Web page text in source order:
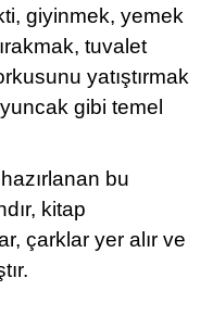
giyinmek, yemek
tuvalet
yatıştırmak
gibi temel
bu
kitap
çarklar yer alır ve